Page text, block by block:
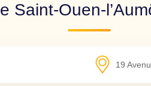
Saint-Ouen-
19